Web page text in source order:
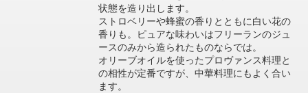
状態を造り出します。
ストロベリーや蜂蜜の香りとともに白い花の
香りも。ピュアな味わいはフリーランのジュ
ースのみから造られたものならでは。
オリーブオイルを使ったプロヴァンス料理と
の相性が定番ですが、中華料理にもよく合い
ます。